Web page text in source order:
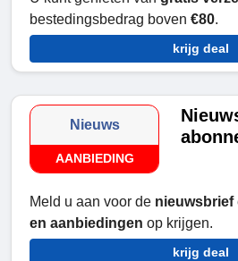
bestedingsbedrag boven €80.
krijg deal
Nieuws
AANBIEDING
Meld u aan voor de nieuwsbrief
en aanbiedingen op krijgen.
krijg deal